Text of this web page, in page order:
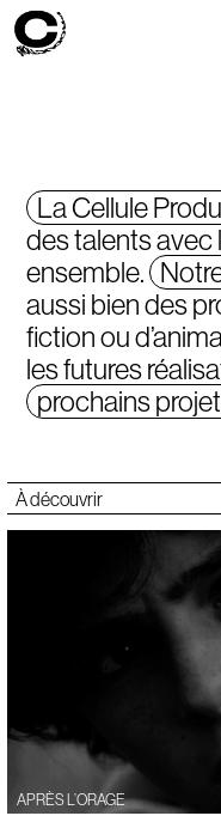
La Cellule
des talents avec
ensemble.
aussi bien des
fiction ou
les futures
prochains
À découvrir
APRÈS L’ORAGE